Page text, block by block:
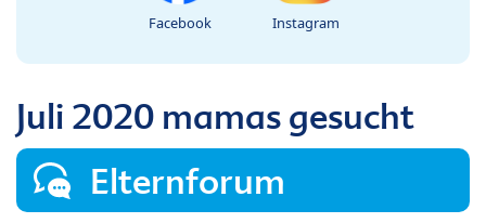
Facebook Instagram
Juli 2020 mamas gesucht
Elternforum